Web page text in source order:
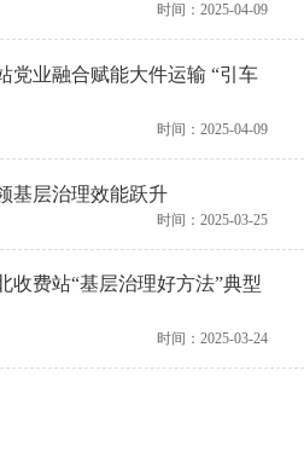
时间：2025-04-09
党业融合赋能大件运输 “引车
时间：2025-04-09
基层治理效能跃升
时间：2025-03-25
收费站“基层治理好方法”典型
时间：2025-03-24